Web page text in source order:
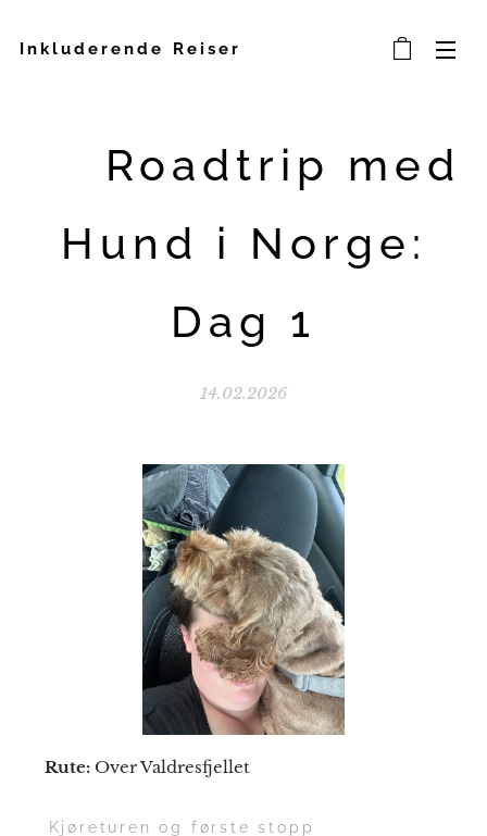
Inkluderende Reiser
🐾 Roadtrip med
Hund i Norge:
Dag 1
14.02.2026
Rute: Over Valdresfjellet
🚗 Kjøreturen og første stopp